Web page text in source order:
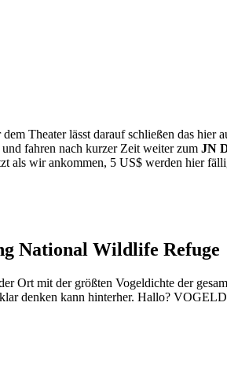
Theater lässt darauf schließen das
fahren nach kurzer Zeit weiter zum JN
als wir ankommen, 5 US$ werden hier
National Wildlife Refuge
Ort mit der größten Vogeldichte der
denken kann hinterher. Hallo?